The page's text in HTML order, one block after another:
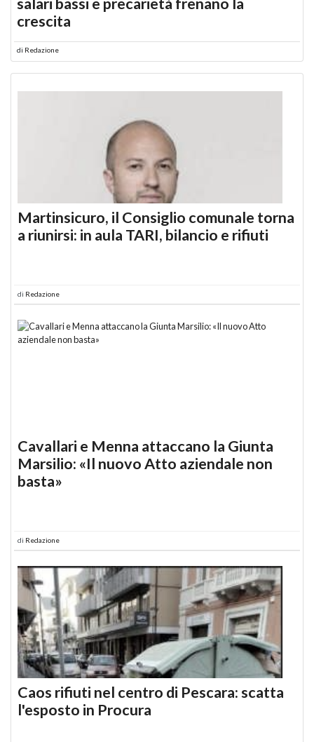
crescita
di Redazione
Martinsicuro, il Consiglio comunale torna
a riunirsi: in aula TARI, bilancio e rifiuti
di Redazione
Cavallari e Menna attaccano la Giunta
Marsilio: «Il nuovo Atto aziendale non
basta»
di Redazione
Caos rifiuti nel centro di Pescara: scatta
l'esposto in Procura